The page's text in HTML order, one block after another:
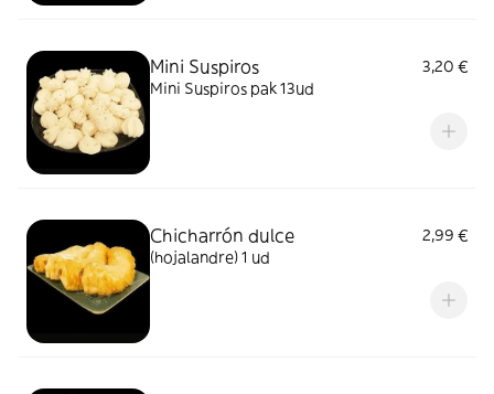
Mini Suspiros
3,20 €
Mini Suspiros pak 13ud
Chicharrón dulce
2,99 €
(hojalandre) 1 ud